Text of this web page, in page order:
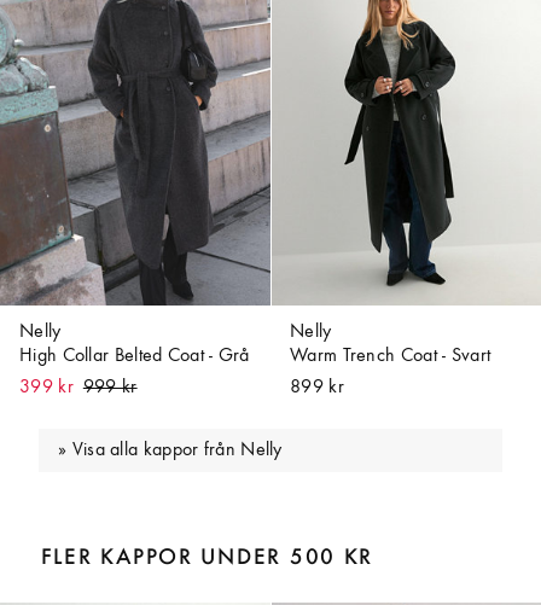
Nelly
High Collar Belted Coat - Grå
399 kr
Nelly
Warm Trench Coat - Svart
899 kr
Visa alla kappor från Nelly
FLER KAPPOR UNDER 500 KR